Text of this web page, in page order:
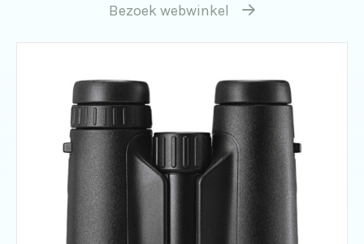
Bezoek webwinkel